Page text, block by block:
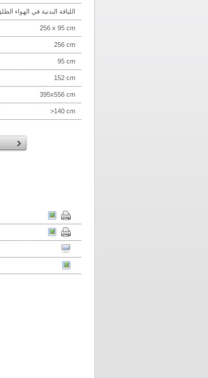
اللياقة البدنية في الهواء
256 x 95 cm
256 cm
95 cm
152 cm
395x556 cm
>140 cm